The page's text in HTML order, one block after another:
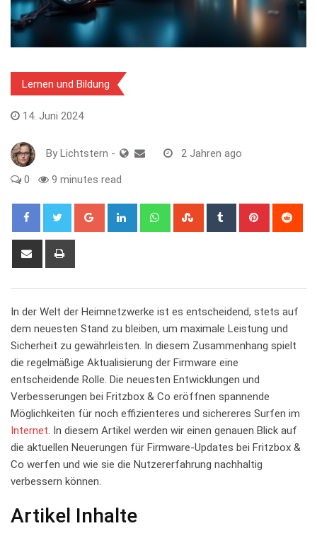
Lernen und Bildung
14. Juni 2024
By Lichtstern - 2 Jahren ago
0 9 minutes read
Google+ LinkedIn WhatsappStumbleUpon
Tumblr Pinterest
Share
In der Welt der ⁢Heimnetzwerke⁤ ist es entscheidend, stets ⁤auf
dem neuesten Stand zu bleiben, ⁤um‌ maximale Leistung und
Sicherheit zu⁣ gewährleisten. In ‌diesem Zusammenhang spielt ​
die regelmäßige Aktualisierung⁢ der Firmware eine
entscheidende Rolle. Die neuesten⁢ Entwicklungen und
Verbesserungen bei Fritzbox & Co eröffnen spannende
⁢Möglichkeiten für noch effizienteres und sichereres Surfen im
Internet. In diesem Artikel werden wir einen genauen Blick auf
‍die aktuellen Neuerungen für Firmware-Updates bei Fritzbox​ &
Co werfen und wie sie die Nutzererfahrung nachhaltig
verbessern können.
Artikel Inhalte